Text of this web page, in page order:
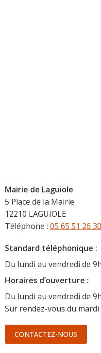
Mairie de Laguiole
5 Place de la Mairie
12210 LAGUIOLE
Téléphone : 05 65 51 26 30
Standard téléphonique :
Du lundi au vendredi de
Horaires d’ouverture :
Du lundi au vendredi de
Sur rendez-vous du
CONTACTEZ-NOUS